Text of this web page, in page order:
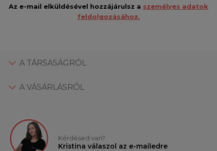
Az e-mail elküldésével hozzájárulsz a személyes adatok
feldolgozásához.
A TÁRSASÁGRÓL
A VÁSÁRLÁSRÓL
Kérdésed van?
Kristina válaszol az e-mailedre